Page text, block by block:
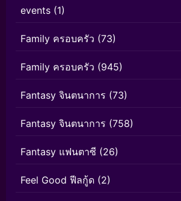
events (1)
Family ครอบครัว (73)
Family ครอบครัว (945)
Fantasy จินตนาการ (73)
Fantasy จินตนาการ (758)
Fantasy แฟนตาซี (26)
Feel Good ฟีลกู้ด (2)